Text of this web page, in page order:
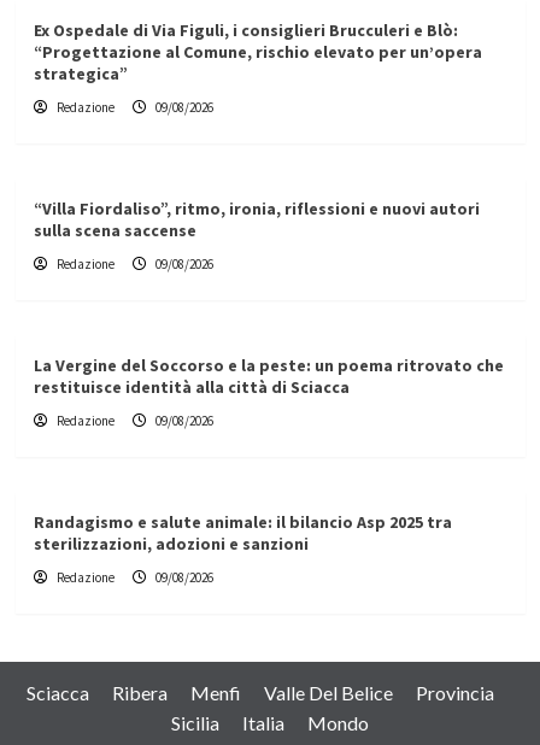
Ex Ospedale di Via Figuli, i consiglieri Brucculeri e Blò:
“Progettazione al Comune, rischio elevato per un’opera
strategica”
Redazione 09/08/2026
“Villa Fiordaliso”, ritmo, ironia, riflessioni e nuovi autori
sulla scena saccense
Redazione 09/08/2026
La Vergine del Soccorso e la peste: un poema ritrovato che
restituisce identità alla città di Sciacca
Redazione 09/08/2026
Randagismo e salute animale: il bilancio Asp 2025 tra
sterilizzazioni, adozioni e sanzioni
Redazione 09/08/2026
Sciacca Ribera Menfi Valle Del Belice
Provincia
Sicilia
Italia Mondo